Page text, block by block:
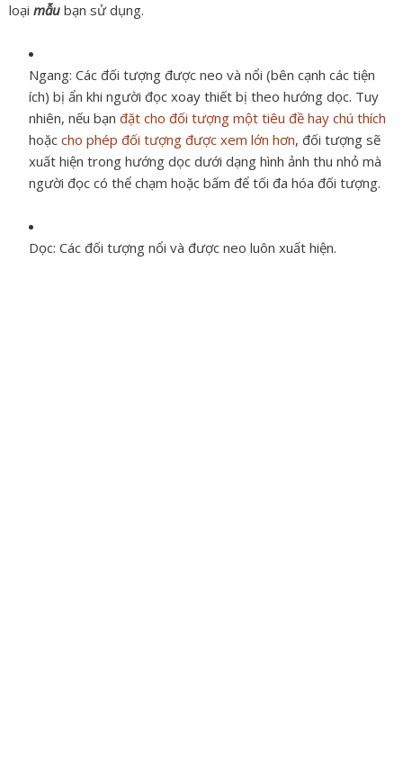
loại mẫu bạn sử dụng.
Ngang: Các đối tượng được neo và nổi (bên cạnh các tiện
ích) bị ẩn khi người đọc xoay thiết bị theo hướng dọc. Tuy
nhiên, nếu bạn đặt cho đối tượng một tiêu đề hay chú thích
hoặc cho phép đối tượng được xem lớn hơn, đối tượng sẽ
xuất hiện trong hướng dọc dưới dạng hình ảnh thu nhỏ mà
người đọc có thể chạm hoặc bấm để tối đa hóa đối tượng.
Dọc: Các đối tượng nổi và được neo luôn xuất hiện.